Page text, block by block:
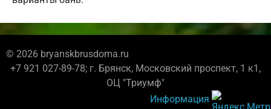
© 2026 bryanskbrusdoma.ru
+7 921 027-89-78; г. Брянск, Московский проспект, 1 к1,
ОЦ "Триумф"
Информация